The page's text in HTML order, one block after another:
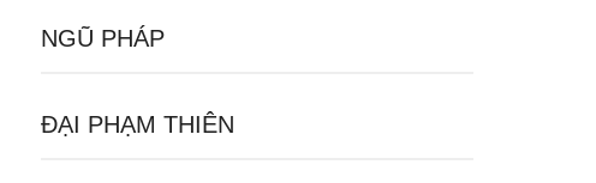
NGŨ PHÁP
ĐẠI PHẠM THIÊN